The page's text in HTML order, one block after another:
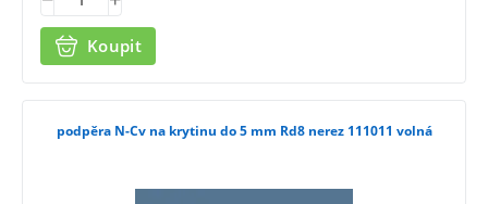
Koupit
podpěra N-Cv na krytinu do 5 mm Rd8 nerez 111011 volná